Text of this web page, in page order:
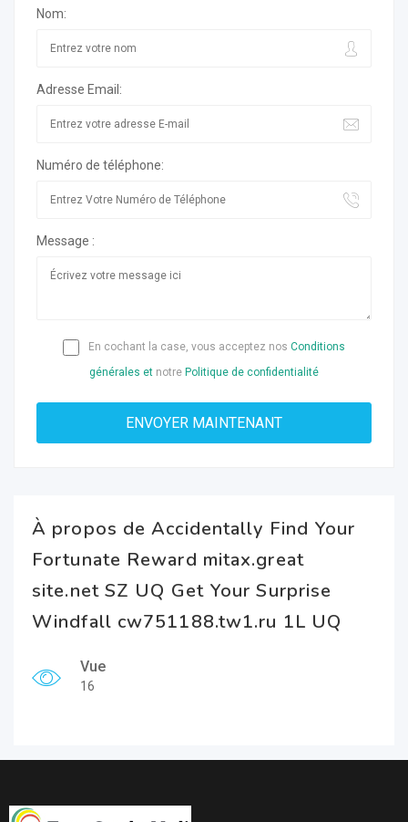
Nom:
Adresse Email:
Numéro de téléphone:
Message :
En cochant la case, vous acceptez nos Conditions
générales et notre Politique de confidentialité
À propos de Accidentally Find Your
Fortunate Reward mitax.great
site.net SZ UQ Get Your Surprise
Windfall cw751188.tw1.ru 1L UQ
Vue
16